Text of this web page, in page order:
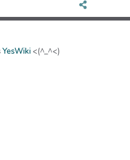
YesWiki<(^_^<)